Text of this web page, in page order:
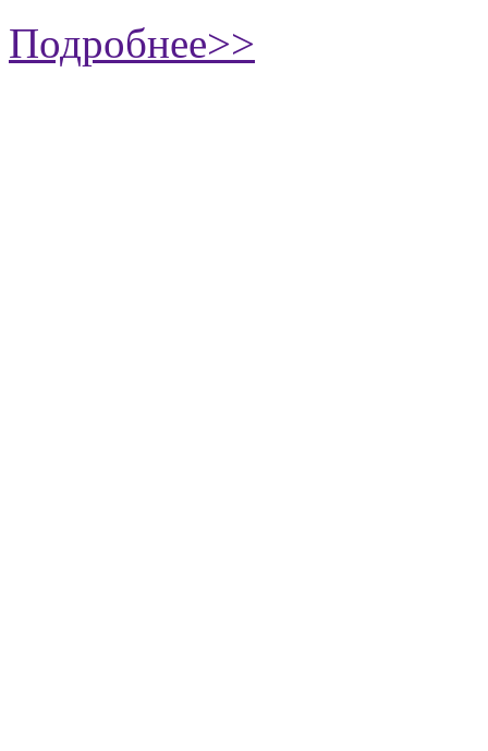
Подробнее>>